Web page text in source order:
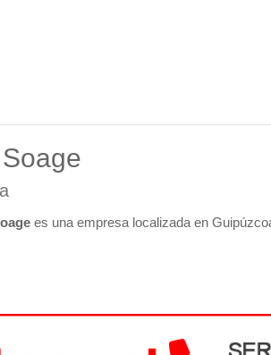
es una empresa localizada en